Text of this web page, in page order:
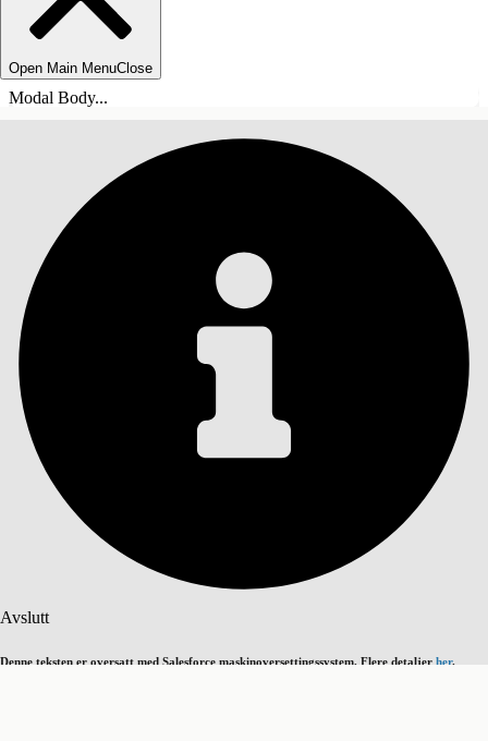
Open Main MenuClose
Modal Body...
Avslutt
Denne teksten er oversatt med Salesforce maskinoversettingssystem. Flere detaljer her.
Vis innholdsfortegnelse